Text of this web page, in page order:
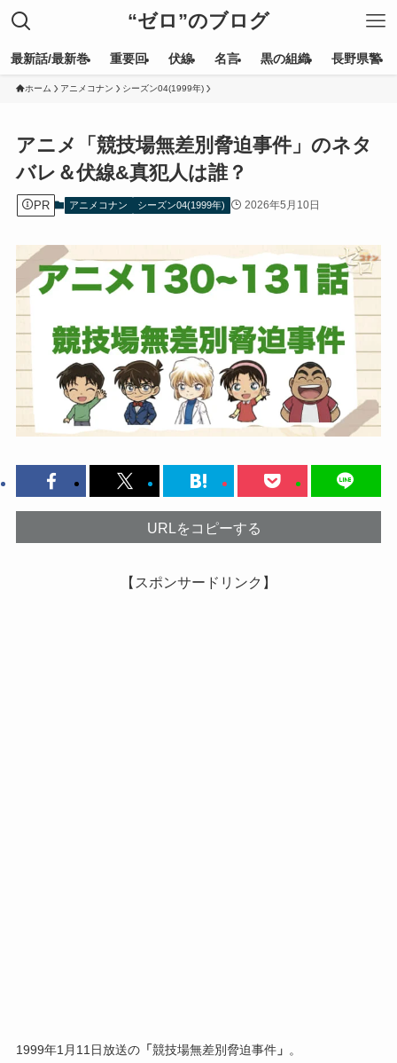
“ゼロ”のブログ
最新話/最新巻 重要回 伏線 名言 黒の組織 長野県警
ホーム アニメコナン シーズン04(1999年)
アニメ「競技場無差別脅迫事件」のネタ
バレ＆伏線&真犯人は誰？
PR アニメコナン シーズン04(1999年) 2026年5月10日
URLをコピーする
【スポンサードリンク】
1999年1月11日放送の「競技場無差別脅迫事件」 。